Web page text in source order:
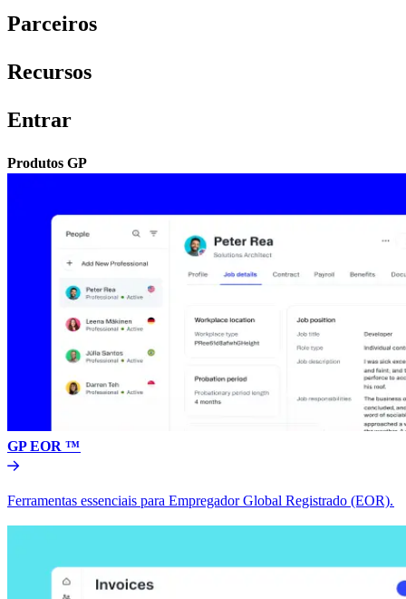
Parceiros​​
Recursos​​
Entrar​​
Produtos GP​​
GP EOR ™​​
Ferramentas essenciais para Empregador Global Registrado (EOR).​​